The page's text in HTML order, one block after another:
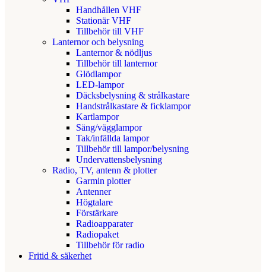
Handhållen VHF
Stationär VHF
Tillbehör till VHF
Lanternor och belysning
Lanternor & nödljus
Tillbehör till lanternor
Glödlampor
LED-lampor
Däcksbelysning & strålkastare
Handstrålkastare & ficklampor
Kartlampor
Säng/vägglampor
Tak/infällda lampor
Tillbehör till lampor/belysning
Undervattensbelysning
Radio, TV, antenn & plotter
Garmin plotter
Antenner
Högtalare
Förstärkare
Radioapparater
Radiopaket
Tillbehör för radio
Fritid & säkerhet